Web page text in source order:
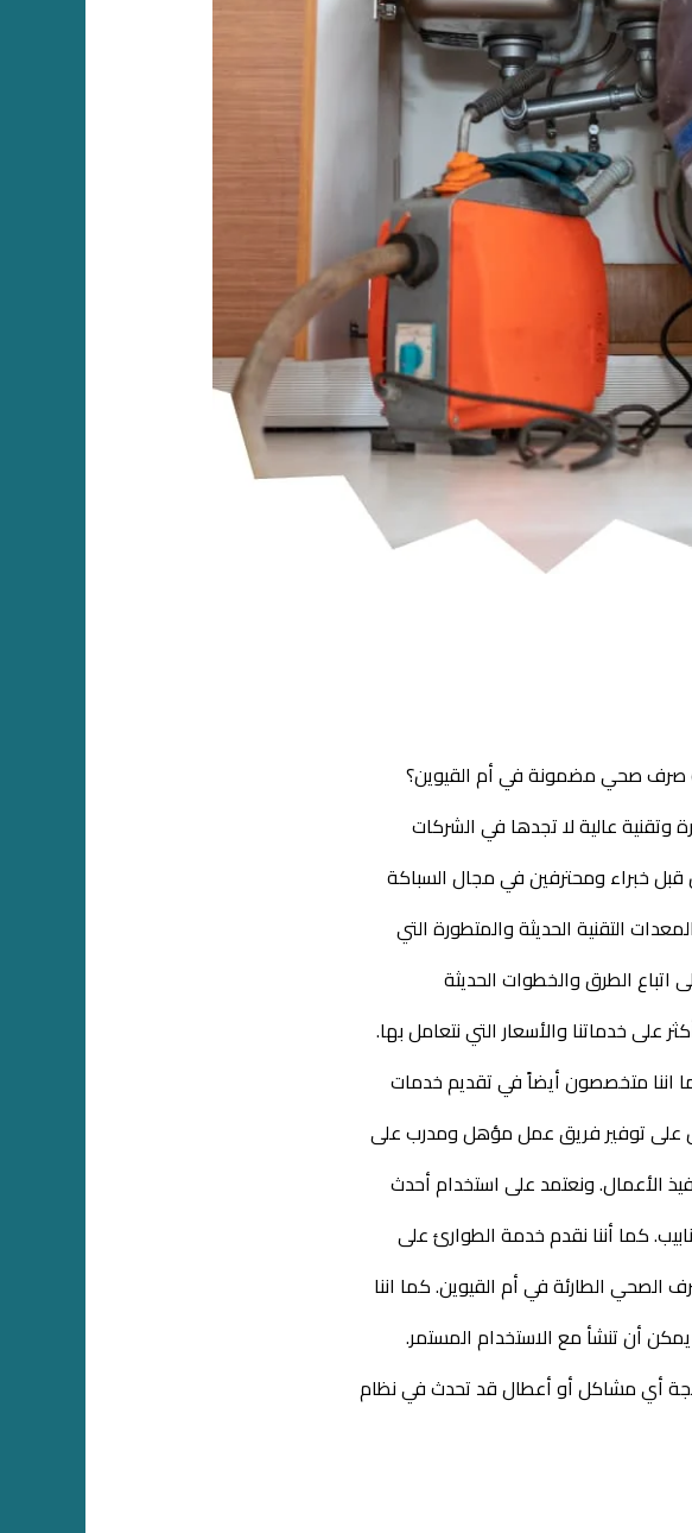
صرف صحي مضمونةفي أم القيوين؟
وتقنية عالية لا تجدها في الشركات
خبراء ومحترفين في مجال السباكة
التقنية الحديثة والمتطورة التي
الطرق والخطوات الحديثة
على خدماتنا والأسعار التي نتعامل بها.
متخصصون أيضاً في تقديم خدمات
على توفير فريق عمل مؤهلومدرب على
الأعمال.ونعتمد على استخدام أحدث
كما أننا نقدم خدمة الطوارئ على
الصحي الطارئة في أم القيوين. كما اننا
أن تنشأ مع الاستخدام المستمر.
أي مشاكل أو أعطال قد تحدث في نظام